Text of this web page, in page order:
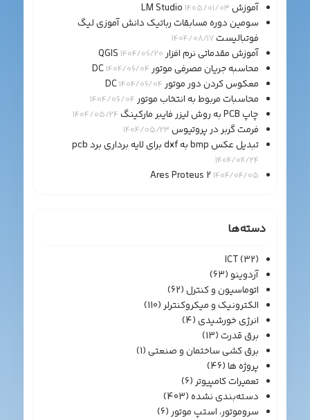
آموزش LM Studio 1405/01/03
سومین دوره مسابقات رباتیک دانش آموزی لیگ
فوتبالیست1404/08/17
آموزش مقدماتی نرم افزار QGIS1404/06/20
محاسبه جریان مصرفی موتور DC1404/06/04
معکوس کردن دور موتور DC1404/06/04
محاسبات مربوط به انتخاب موتور 1404/06/04
چاپ PCB به روش لیزر فایبر مارکینگ 1404/05/24
فرمت گربر در پروتیوس 1404/05/23
تبدیل عکس bmp به dxf برای لایه برداری برد pcb
1404/04/24
Ares Proteus 2 1404/04/05
دسته‌ها
ICT(32)
آردوینو(63)
اتوماسیون و کنترل(62)
الکترونیک و میکروکنترلر(110)
انرژی خورشیدی(4)
برق قدرت(13)
برق کشی ساختمان و صنعتی(1)
پروژه ها(46)
تعمیرات کامپیوتر(6)
دسته‌بندی نشده(403)
سروموتور، استپ موتور(6)